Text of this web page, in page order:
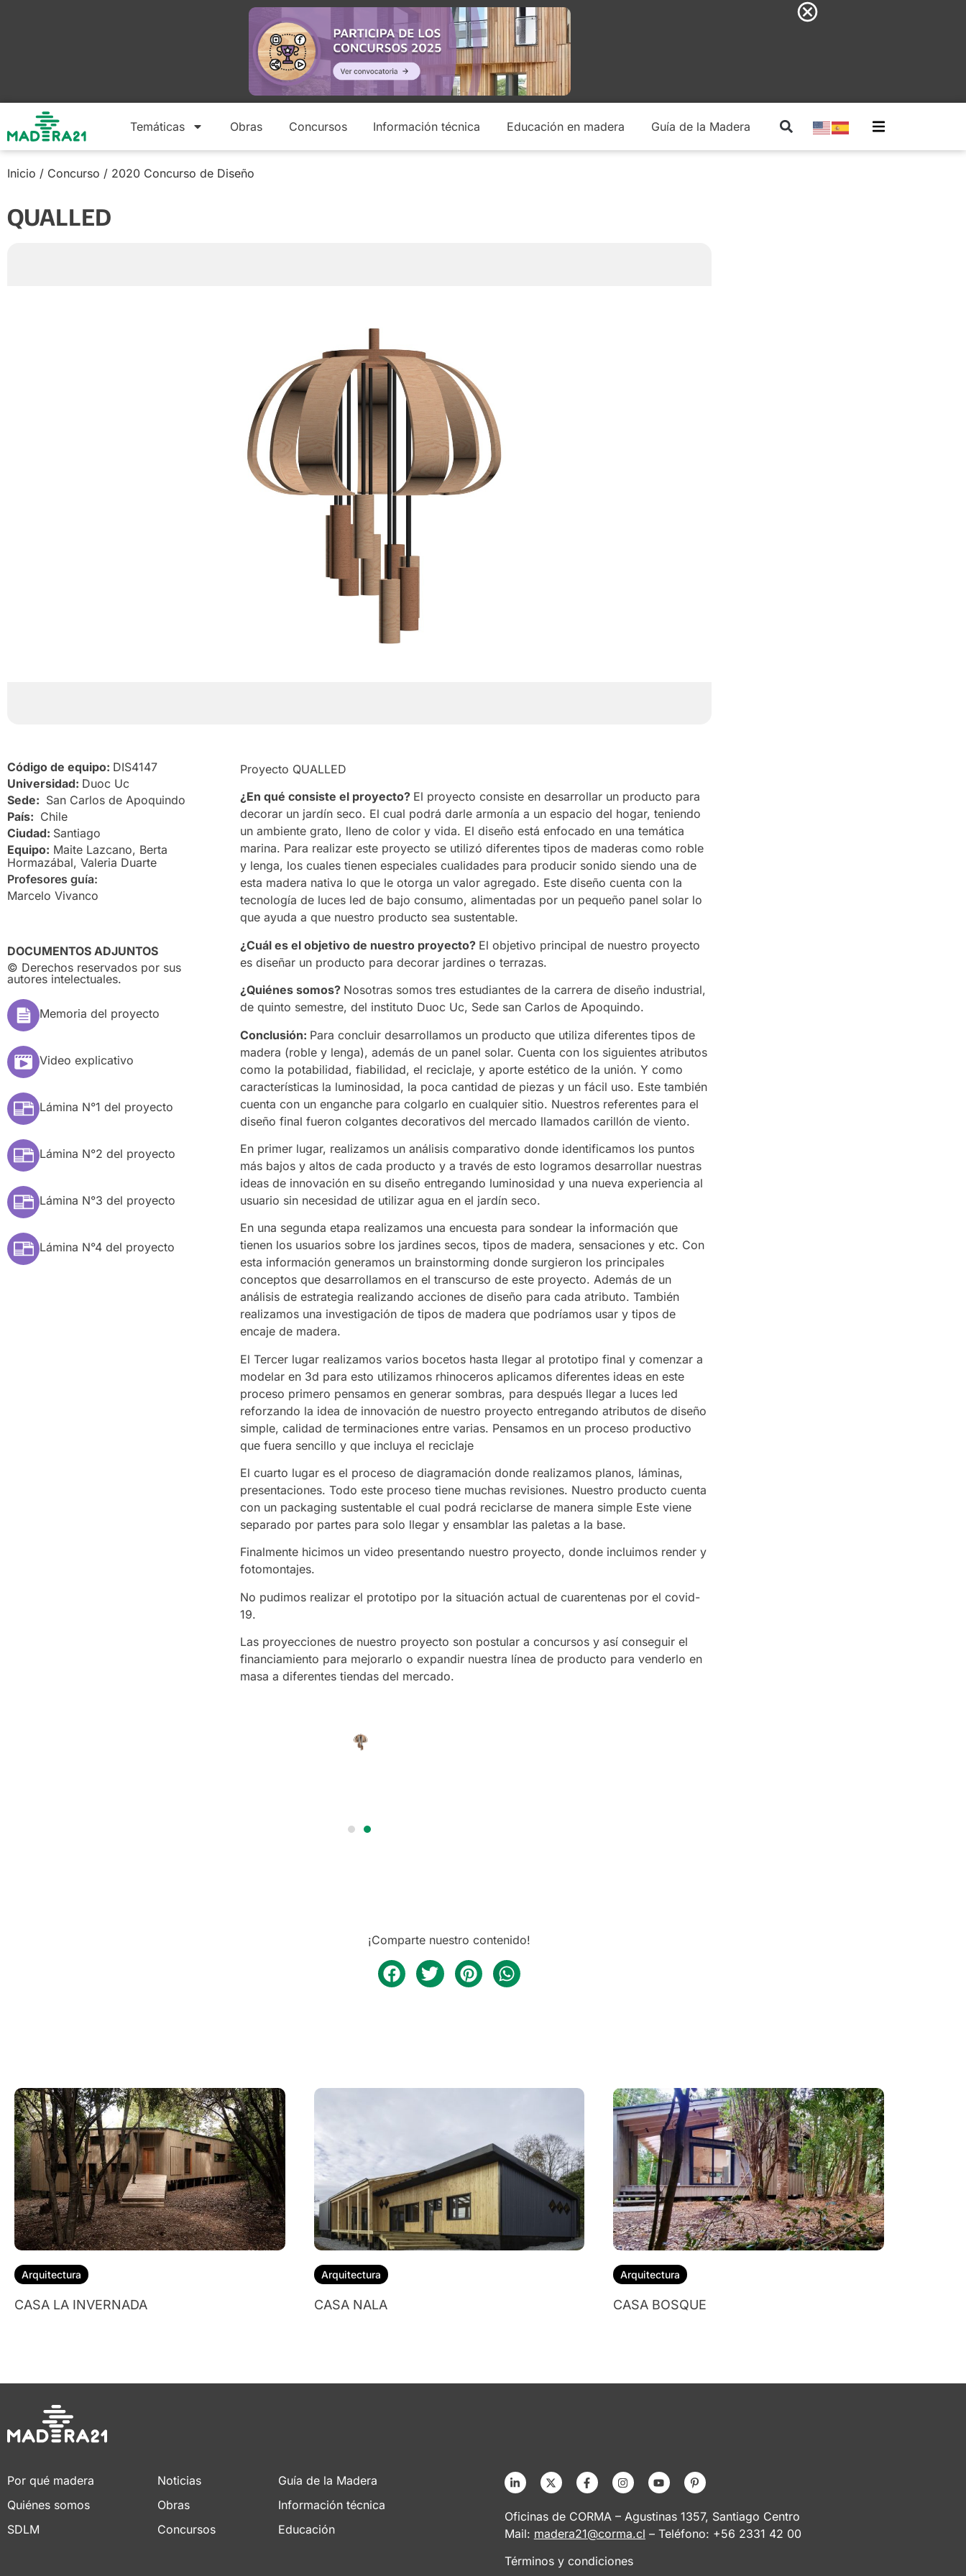
Temáticas Obras Concursos Información técnica Educación en madera Guía de la Madera
Inicio / Concurso / 2020 Concurso de Diseño
QUALLED
Código de equipo: DIS4147
Universidad: Duoc Uc
Sede: San Carlos de Apoquindo
País: Chile
Ciudad: Santiago
Equipo: Maite Lazcano, Berta
Hormazábal, Valeria Duarte
Profesores guía:
Marcelo Vivanco
DOCUMENTOS ADJUNTOS
© Derechos reservados por sus
autores intelectuales.
Memoria del proyecto
Video explicativo
Lámina N°1 del proyecto
Lámina N°2 del proyecto
Lámina N°3 del proyecto
Lámina N°4 del proyecto
Proyecto QUALLED
¿En qué consiste el proyecto? El proyecto consiste en desarrollar un producto para
decorar un jardín seco. El cual podrá darle armonía a un espacio del hogar, teniendo
un ambiente grato, lleno de color y vida. El diseño está enfocado en una temática
marina. Para realizar este proyecto se utilizó diferentes tipos de maderas como roble
y lenga, los cuales tienen especiales cualidades para producir sonido siendo una de
esta madera nativa lo que le otorga un valor agregado. Este diseño cuenta con la
tecnología de luces led de bajo consumo, alimentadas por un pequeño panel solar lo
que ayuda a que nuestro producto sea sustentable.
¿Cuál es el objetivo de nuestro proyecto? El objetivo principal de nuestro proyecto
es diseñar un producto para decorar jardines o terrazas.
¿Quiénes somos? Nosotras somos tres estudiantes de la carrera de diseño industrial,
de quinto semestre, del instituto Duoc Uc, Sede san Carlos de Apoquindo.
Conclusión: Para concluir desarrollamos un producto que utiliza diferentes tipos de
madera (roble y lenga), además de un panel solar. Cuenta con los siguientes atributos
como la potabilidad, fiabilidad, el reciclaje, y aporte estético de la unión. Y como
características la luminosidad, la poca cantidad de piezas y un fácil uso. Este también
cuenta con un enganche para colgarlo en cualquier sitio. Nuestros referentes para el
diseño final fueron colgantes decorativos del mercado llamados carillón de viento.
En primer lugar, realizamos un análisis comparativo donde identificamos los puntos
más bajos y altos de cada producto y a través de esto logramos desarrollar nuestras
ideas de innovación en su diseño entregando luminosidad y una nueva experiencia al
usuario sin necesidad de utilizar agua en el jardín seco.
En una segunda etapa realizamos una encuesta para sondear la información que
tienen los usuarios sobre los jardines secos, tipos de madera, sensaciones y etc. Con
esta información generamos un brainstorming donde surgieron los principales
conceptos que desarrollamos en el transcurso de este proyecto. Además de un
análisis de estrategia realizando acciones de diseño para cada atributo. También
realizamos una investigación de tipos de madera que podríamos usar y tipos de
encaje de madera.
El Tercer lugar realizamos varios bocetos hasta llegar al prototipo final y comenzar a
modelar en 3d para esto utilizamos rhinoceros aplicamos diferentes ideas en este
proceso primero pensamos en generar sombras, para después llegar a luces led
reforzando la idea de innovación de nuestro proyecto entregando atributos de diseño
simple, calidad de terminaciones entre varias. Pensamos en un proceso productivo
que fuera sencillo y que incluya el reciclaje
El cuarto lugar es el proceso de diagramación donde realizamos planos, láminas,
presentaciones. Todo este proceso tiene muchas revisiones. Nuestro producto cuenta
con un packaging sustentable el cual podrá reciclarse de manera simple Este viene
separado por partes para solo llegar y ensamblar las paletas a la base.
Finalmente hicimos un video presentando nuestro proyecto, donde incluimos render y
fotomontajes.
No pudimos realizar el prototipo por la situación actual de cuarentenas por el covid-
19.
Las proyecciones de nuestro proyecto son postular a concursos y así conseguir el
financiamiento para mejorarlo o expandir nuestra línea de producto para venderlo en
masa a diferentes tiendas del mercado.
¡Comparte nuestro contenido!
Arquitectura
CASA LA INVERNADA
Arquitectura
CASA NALA
Arquitectura
CASA BOSQUE
Por qué madera
Quiénes somos
SDLM
Noticias
Obras
Concursos
Guía de la Madera
Información técnica
Educación
Oficinas de CORMA – Agustinas 1357, Santiago Centro
Mail: madera21@corma.cl – Teléfono: +56 2331 42 00
Términos y condiciones